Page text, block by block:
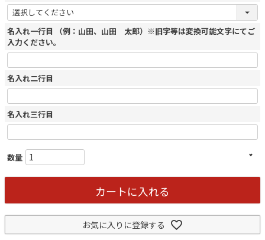
名入れ一行目 （例：山田、山田 太郎）※旧字等は変換可能文字にてご
入力ください。
名入れ二行目
名入れ三行目
カートに入れる
お気に入りに登録する